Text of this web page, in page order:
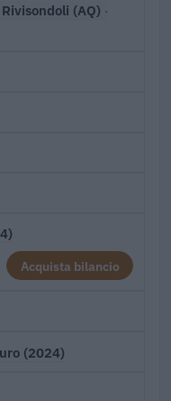
(AQ) ·
Acquista bilancio
(2024)